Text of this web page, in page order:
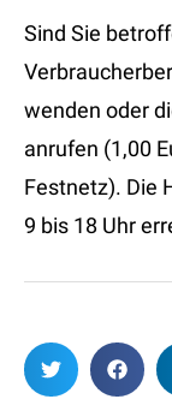
Sind Sie
wenden oder
anrufen (1,00
Festnetz). Die
9 bis 18 Uhr